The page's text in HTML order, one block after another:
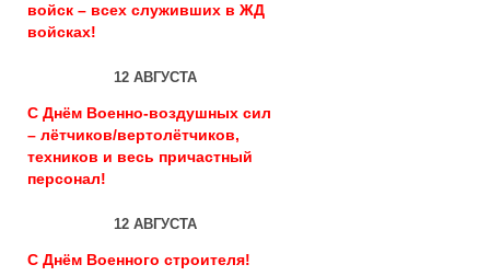
войск – всех служивших в ЖД
войсках!
12 АВГУСТА
С Днём Военно-воздушных сил
– лётчиков/вертолётчиков,
техников и весь причастный
персонал!
12 АВГУСТА
С Днём Военного строителя!